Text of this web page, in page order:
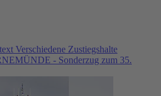
Verschiedene Zustiegshalte
- Sonderzug zum 35.